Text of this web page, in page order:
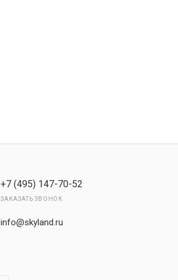
+7 (495) 147-70-52
ЗАКАЗАТЬ ЗВОНОК
info@skyland.ru